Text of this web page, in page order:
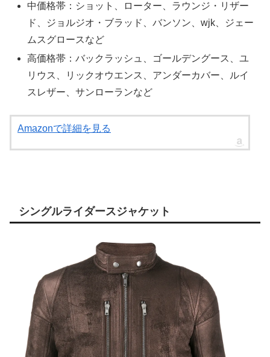
中価格帯：ショット、ローター、ラウンジ・リザー
ド、ジョルジオ・ブラッド、バンソン、wjk、ジェー
ムスグロースなど
高価格帯：バックラッシュ、ゴールデングース、ユ
リウス、リックオウエンス、アンダーカバー、ルイ
スレザー、サンローランなど
Amazonで詳細を見る
シングルライダースジャケット